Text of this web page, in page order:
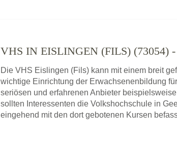
VHS IN EISLINGEN (FILS) (73054)
Die VHS Eislingen (Fils) kann mit einem breit
wichtige Einrichtung der Erwachsenenbildung
seriösen und erfahrenen Anbieter
sollten Interessenten die Volkshochschule in
eingehend mit den dort gebotenen Kursen